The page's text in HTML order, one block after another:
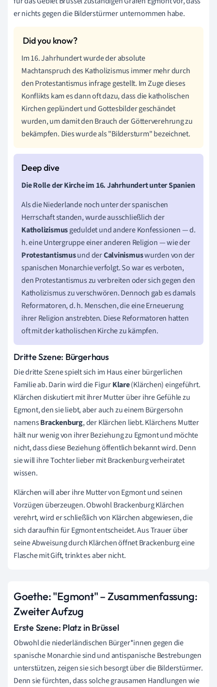
er nichts gegen die Bilderstürmer unternommen habe.
Im 16. Jahrhundert wurde der absolute
Machtanspruch des Katholizismus immer mehr durch
den Protestantismus infrage gestellt. Im Zuge dieses
Konflikts kam es dann oft dazu, dass die katholischen
Kirchen geplündert und Gottesbilder geschändet
wurden, um damit den Brauch der Götterverehrung zu
bekämpfen. Dies wurde als "Bildersturm" bezeichnet.
Die Rolle der Kircheim 16. Jahrhundertunter Spanien
Als die Niederlande noch unter der spanischen
Herrschaft standen, wurde ausschließlich der
Katholizismusgeduldet und andere Konfessionen — d.
h. eine Untergruppe einer anderen Religion — wie der
Protestantismusund derCalvinismuswurden von der
spanischen Monarchie verfolgt. So war es verboten,
den Protestantismus zu verbreiten oder sich gegen den
Katholizismus zu verschwören. Dennoch gab es damals
Reformatoren, d. h. Menschen, die eine Erneuerung
ihrer Religion anstrebten. Diese Reformatoren hatten
oft mit der katholischen Kirche zu kämpfen.
Dritte Szene: Bürgerhaus
Die dritte Szene spielt sich im Haus einer bürgerlichen
Familie ab. Darin wird die FigurKlare(Klärchen) eingeführt.
Klärchen diskutiert mit ihrer Mutter über ihre Gefühle zu
Egmont, den sie liebt, aber auch zu einem Bürgersohn
namensBrackenburg, der Klärchen liebt. Klärchens Mutter
hält nur wenig von ihrer Beziehung zu Egmont und möchte
nicht, dass diese Beziehung öffentlich bekannt wird. Denn
sie will ihre Tochter lieber mit Brackenburg verheiratet
wissen.
Klärchen will aber ihre Mutter von Egmont und seinen
Vorzügen überzeugen. Obwohl Brackenburg Klärchen
verehrt, wird er schließlich von Klärchen abgewiesen, die
sich daraufhin für Egmont entscheidet. Aus Trauer über
seine Abweisung durch Klärchen öffnet Brackenburg eine
Flasche mit Gift, trinkt es aber nicht.
Goethe: "Egmont" – Zusammenfassung:
Zweiter Aufzug
Erste Szene: Platz in Brüssel
Obwohl die niederländischen Bürger*innen gegen die
spanische Monarchie sind und antispanische Bestrebungen
unterstützen, zeigen sie sich besorgt über die Bilderstürmer.
Denn sie fürchten, dass solche grausamen Handlungen wie